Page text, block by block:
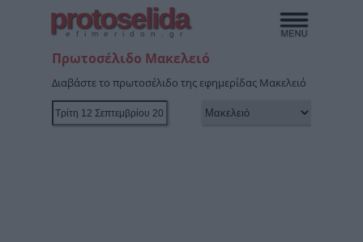
protoselida
efimeridon.gr
Πρωτοσέλιδο Μακελειό
Διαβάστε το πρωτοσέλιδο της εφημερίδας Μακελειό